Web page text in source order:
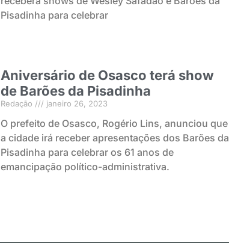
Pisadinha para celebrar
Aniversário de Osasco terá show
de Barões da Pisadinha
Redação janeiro 26, 2023
O prefeito de Osasco, Rogério Lins, anunciou que
a cidade irá receber apresentações dos Barões da
Pisadinha para celebrar os 61 anos de
emancipação político-administrativa.